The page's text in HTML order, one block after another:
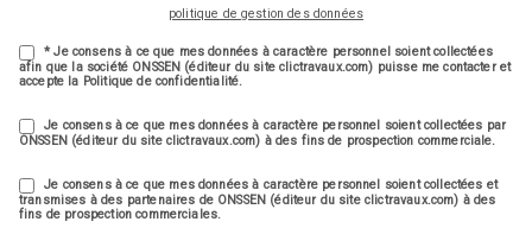
politique de gestion des données
* Je consens à ce que mes données à caractère personnel soient collectées
afin que la société ONSSEN (éditeur du site clictravaux.com) puisse me contacter et
accepte la Politique de confidentialité.
Je consens à ce que mes données à caractère personnel soient collectées par
ONSSEN (éditeur du site clictravaux.com) à des fins de prospection commerciale.
Je consens à ce que mes données à caractère personnel soient collectées et
transmises à des partenaires de ONSSEN (éditeur du site clictravaux.com) à des
fins de prospection commerciales.